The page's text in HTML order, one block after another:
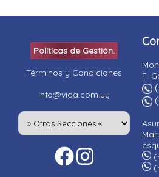
Políticas de Gestión.
Términos y Condiciones
info@vida.com.uy
F.